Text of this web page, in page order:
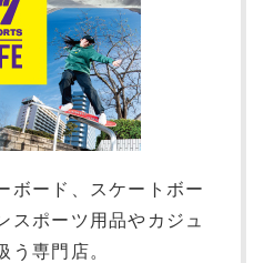
ボード、スケートボー
スポーツ用品やカジュ
う専門店。